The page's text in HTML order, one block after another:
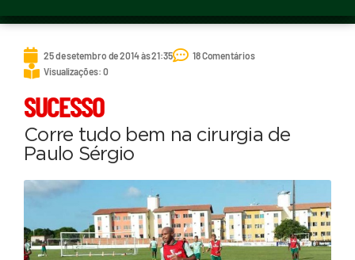
25 de setembro de 2014 às 21:35
18 Comentários
Visualizações: 0
SUCESSO
Corre tudo bem na cirurgia de
Paulo Sérgio